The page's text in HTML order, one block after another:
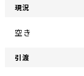
現況
空き
引渡